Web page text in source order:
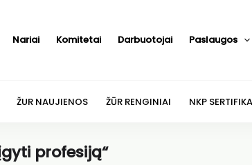
Nariai Komitetai Darbuotojai Paslaugos
ŽUR NAUJIENOS ŽŪR RENGINIAI NKP
profesiją“